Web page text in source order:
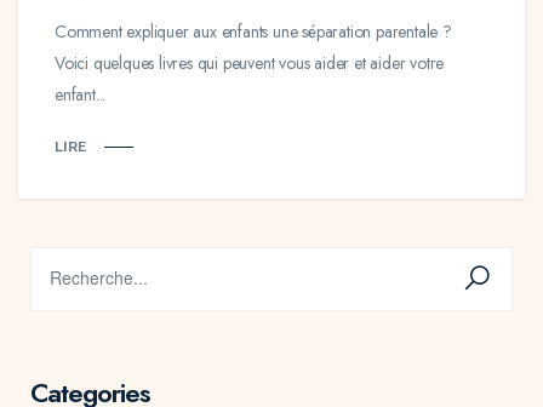
Comment expliquer aux enfants une séparation parentale ?
Voici quelques livres qui peuvent vous aider et aider votre
enfant...
LIRE
Categories